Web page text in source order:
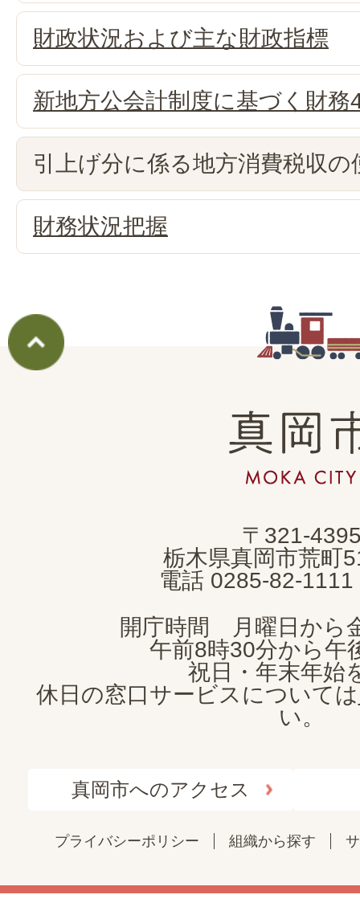
財政状況および主な財政指標
新地方公会計制度に基づく財務
引上げ分に係る地方消費税収
財務状況把握
真
岡
市
CITY
〒321-
栃木県真岡市荒町
電話 0285-82-1111
開庁時間 月曜日から
午前8時30分から午
祝日・年末年始
休日の窓口サービスについては
い。
真岡市へのアクセス
プライバシーポリシー 組織から探す